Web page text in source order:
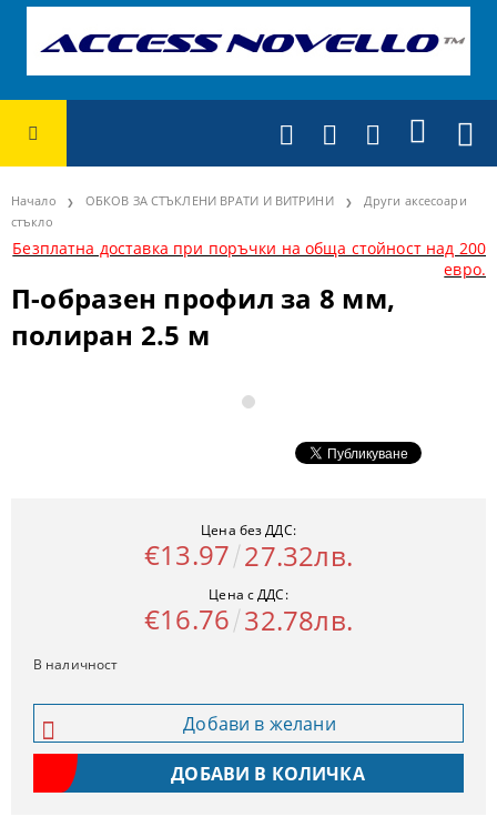
Начало ОБКОВ ЗА СТЪКЛЕНИ ВРАТИ И ВИТРИНИ
Други аксесоари
стъкло
Безплатна доставка при поръчки на обща стойност над 200
евро.
П-образен профил за 8 мм,
полиран 2.5 м
Цена без ДДС:
€13.97 27.32лв.
Цена с ДДС:
€16.76 32.78лв.
В наличност
Добави в желани